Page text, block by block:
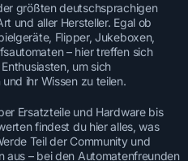
größten deutschsprachigen
und aller Hersteller. Egal ob
Flipper, Jukeboxen,
– hier treffen sich
um sich
ihr Wissen zu teilen.
Ersatzteile und Hardware bis
findest du hier alles, was
Teil der Community und
aus – bei den Automatenfreunden